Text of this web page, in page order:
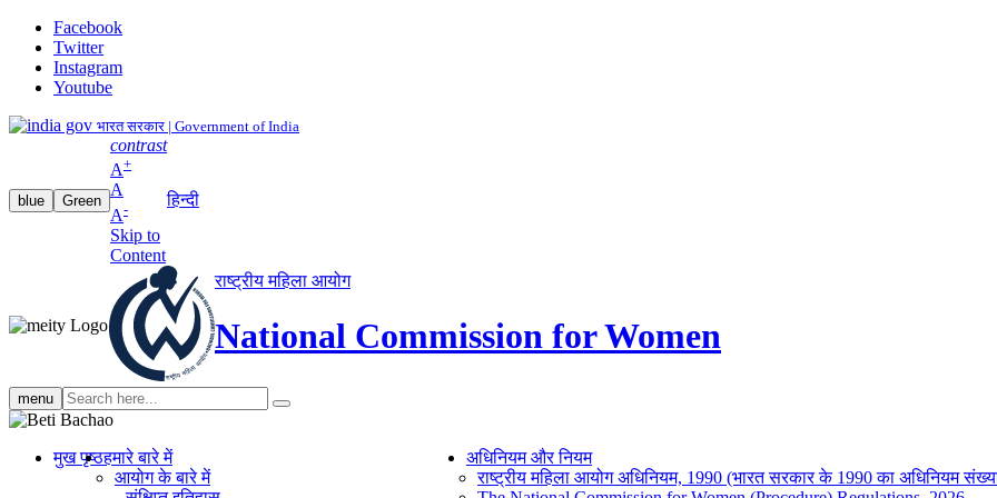
Facebook
Twitter
Instagram
Youtube
भारत सरकार | Government of India
blue Green
contrast
A+
A
A-
Skip to
Content
हिन्दी
राष्ट्रीय महिला आयोग
National Commission for Women
menu Search
search
मुख पृष्ठहमारे बारे में
आयोग के बारे में
अधिनियम और नियम
राष्ट्रीय महिला आयोग अधिनियम, 1990 (भारत सरकार के 1990 का अधिनियम